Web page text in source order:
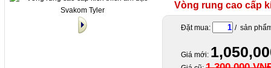
Vòng rung cao cấp
Đặt mua: / sản
Giá mới: